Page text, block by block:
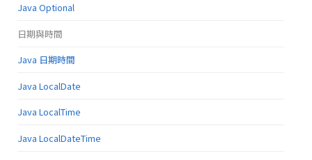
Java Optional
日期與時間
Java 日期時間
Java LocalDate
Java LocalTime
Java LocalDateTime